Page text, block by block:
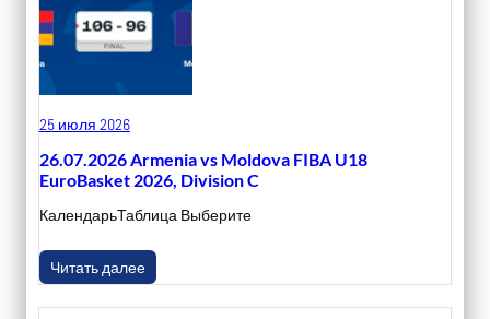
25 июля 2026
26.07.2026 Armenia vs Moldova FIBA U18
EuroBasket 2026, Division C
КалендарьТаблица Выберите
Читать далее